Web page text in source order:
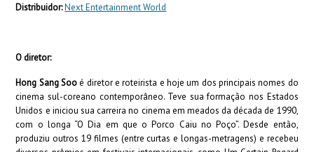
Distribuidor:Next Entertainment World
O diretor:
Hong Sang Sooé diretor e roteirista e hoje um dos principais nomes do
cinema sul-coreano contemporâneo. Teve sua formação nos Estados
Unidos e iniciou sua carreira no cinema em meados da década de 1990,
com o longa “O Dia em que o Porco Caiu no Poço”. Desde então,
produziu outros 19 filmes (entre curtas e longas-metragens) e recebeu